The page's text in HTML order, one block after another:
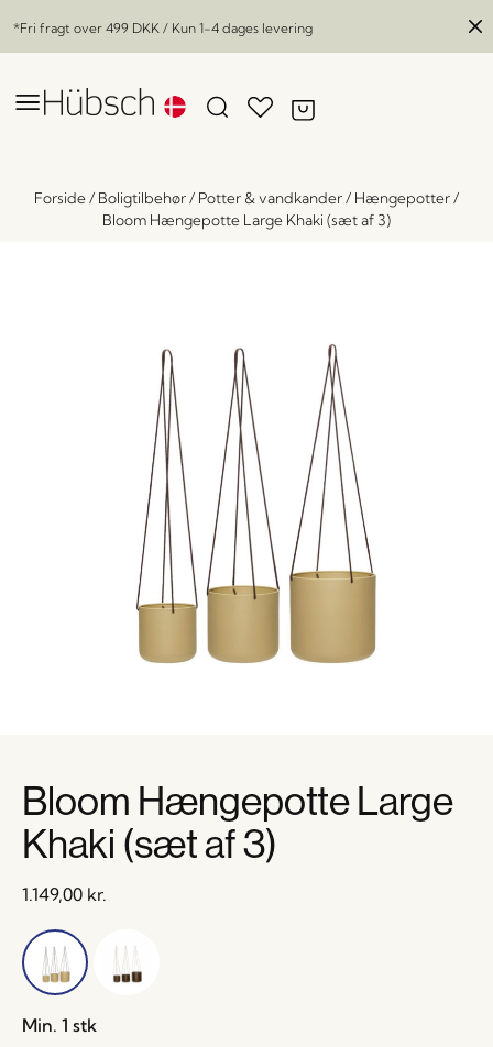
*Fri fragt over 499 DKK / Kun 1-4 dages levering
Forside/ Boligtilbehør/ Potter & vandkander/ Hængepotter/
Bloom Hængepotte Large Khaki (sæt af 3)
Bloom Hængepotte Large
Khaki (sæt af 3)
1.149,00 kr.
Min. 1 stk